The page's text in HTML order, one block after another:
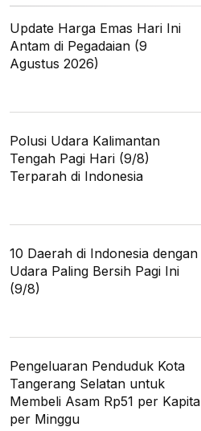
Update Harga Emas Hari Ini
Antam di Pegadaian (9
Agustus 2026)
Polusi Udara Kalimantan
Tengah Pagi Hari (9/8)
Terparah di Indonesia
10 Daerah di Indonesia dengan
Udara Paling Bersih Pagi Ini
(9/8)
Pengeluaran Penduduk Kota
Tangerang Selatan untuk
Membeli Asam Rp51 per Kapita
per Minggu